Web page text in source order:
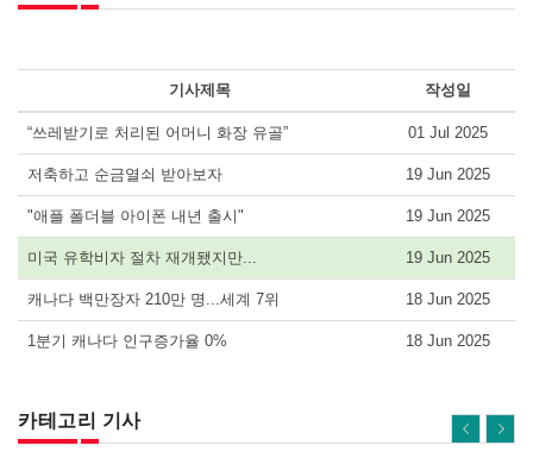
기사제목 작성일
“쓰레받기로 처리된 어머니 화장 유골” 01 Jul 2025
저축하고 순금열쇠 받아보자 19 Jun 2025
"애플 폴더블 아이폰 내년 출시" 19 Jun 2025
미국 유학비자 절차 재개됐지만... 19 Jun 2025
캐나다 백만장자 210만 명...세계 7위 18 Jun 2025
1분기 캐나다 인구증가율 0% 18 Jun 2025
카테고리 기사